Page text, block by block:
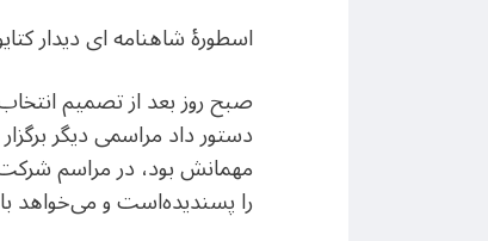
اسطورهٔ شاهنامه ای دیدار
صبح روز بعد از تصمیم
دستور داد مراسمی دیگر
مهمانش بود، در مراسم
را پسندیده‌است و می‌خواهد